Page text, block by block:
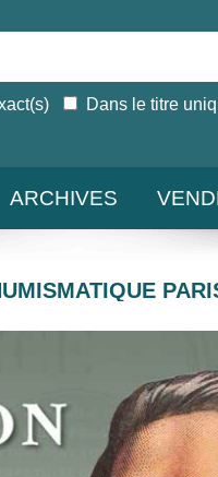
Dans le titre
ARCHIVES